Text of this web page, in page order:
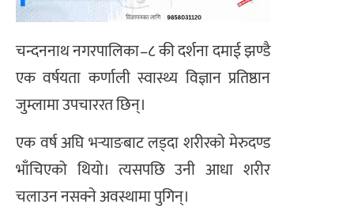
चन्दननाथ नगरपालिका–८ की दर्शना दमाई झण्डै
एक वर्षयता कर्णाली स्वास्थ्य विज्ञान प्रतिष्ठान
जुम्लामा उपचाररत छिन्।
एक वर्ष अघि भर्‍याङबाट लड्दा शरीरको मेरुदण्ड
भाँचिएको थियो। त्यसपछि उनी आधा शरीर
चलाउन नसक्ने अवस्थामा पुगिन्।